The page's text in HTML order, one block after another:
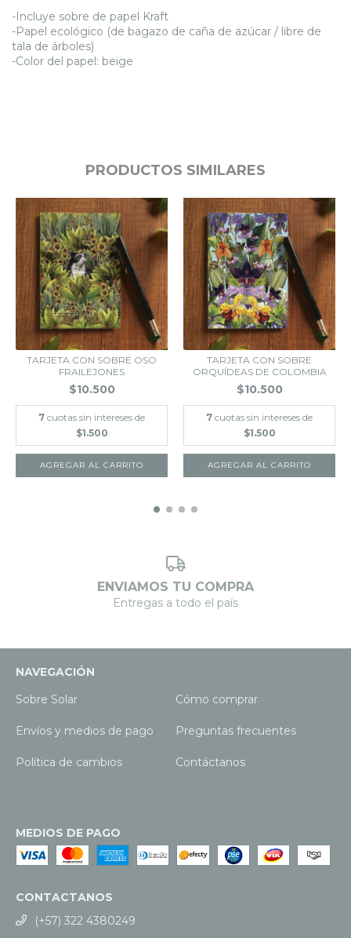
-Incluye sobre de papel Kraft
-Papel ecológico (de bagazo de caña de azúcar / libre de
tala de árboles)
-Color del papel: beige
PRODUCTOS SIMILARES
TARJETA CON SOBRE OSO
FRAILEJONES
$10.500
7 cuotas sin intereses de
$1.500
TARJETA CON SOBRE
ORQUÍDEAS DE COLOMBIA
$10.500
7 cuotas sin intereses de
$1.500
ENVIAMOS TU COMPRA
Entregas a todo el país
NAVEGACIÓN
Sobre Solar
Cómo comprar
Envíos y medios de pago Preguntas frecuentes
Política de cambios Contáctanos
MEDIOS DE PAGO
CONTACTANOS
(+57) 322 4380249